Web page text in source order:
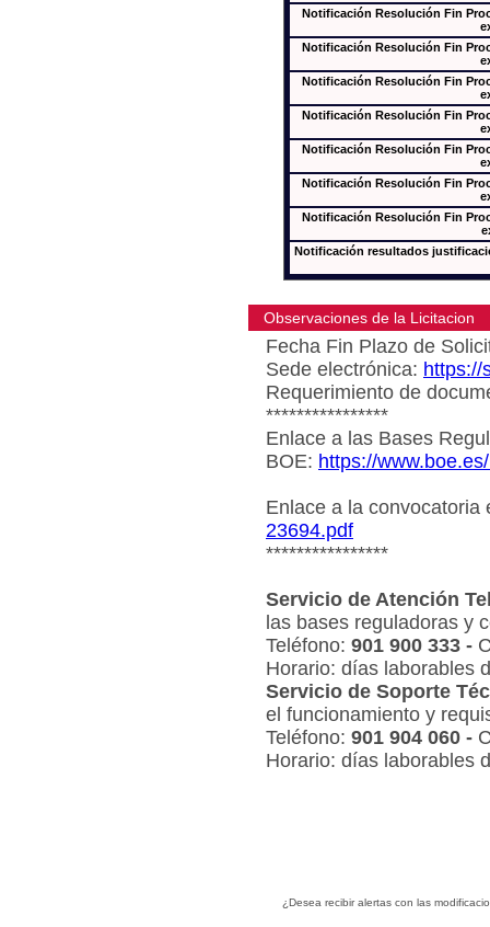
Notificación Resolución Fin
Notificación Resolución Fin
Notificación Resolución Fin
Notificación Resolución Fin
Notificación Resolución Fin
Notificación Resolución Fin
Notificación Resolución Fin
Notificación resultados
Observaciones de la Licitacion
Fecha Fin Plazo de
Sede electrónica: https://
Requerimiento de
****************
Enlace a las Bases
BOE: https://
Enlace a la
23694.pdf
****************
Servicio de Atención
las bases reguladoras y
Teléfono: 901 900 333 -
Horario: días laborables
Servicio de Soporte
el funcionamiento y
Teléfono: 901 904 060 -
Horario: días laborables
¿Desea recibir alertas con las